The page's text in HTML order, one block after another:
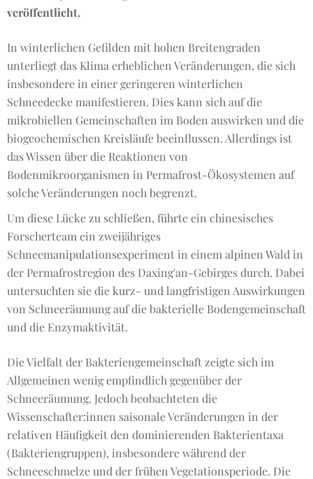
veröffentlicht.
In winterlichen Gefilden mit hohen Breitengraden
unterliegt das Klima erheblichen Veränderungen, die sich
insbesondere in einer geringeren winterlichen
Schneedecke manifestieren. Dies kann sich auf die
mikrobiellen Gemeinschaften im Boden auswirken und die
biogeochemischen Kreisläufe beeinflussen. Allerdings ist
das Wissen über die Reaktionen von
Bodenmikroorganismen in Permafrost-Ökosystemen auf
solche Veränderungen noch begrenzt.
Um diese Lücke zu schließen, führte ein chinesisches
Forscherteam ein zweijähriges
Schneemanipulationsexperiment in einem alpinen Wald in
der Permafrostregion des Daxing'an-Gebirges durch. Dabei
untersuchten sie die kurz- und langfristigen Auswirkungen
von Schneeräumung auf die bakterielle Bodengemeinschaft
und die Enzymaktivität.
Die Vielfalt der Bakteriengemeinschaft zeigte sich im
Allgemeinen wenig empfindlich gegenüber der
Schneeräumung. Jedoch beobachteten die
Wissenschafter:innen saisonale Veränderungen in der
relativen Häufigkeit den dominierenden Bakterientaxa
(Bakteriengruppen), insbesondere während der
Schneeschmelze und der frühen Vegetationsperiode. Die